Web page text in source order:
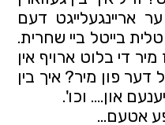
אריינגעלייגט דעם
בייטל ביי שחרית.
די בלוט ארויף אין
דער פון מיר? איך בין
און…. וכו'.
אטעם…